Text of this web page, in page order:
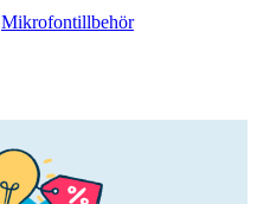
Mikrofontillbehör